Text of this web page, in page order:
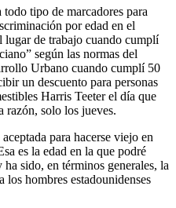
tipo de marcadores para
por edad en el
lugar de trabajo cuando cumplí
según las normas del
Urbano cuando cumplí 50
un descuento para personas
Harris Teeter el día que
razón, solo los jueves.
para hacerse viejo en
es la edad en la que podré
sido, en términos generales, la
los hombres estadounidenses